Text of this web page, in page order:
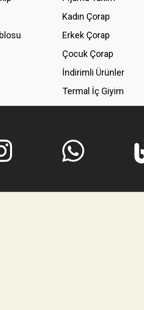
Kadın Çorap
Erkek Çorap
Çocuk Çorap
İndirimli Ürünler
Termal İç Giyim